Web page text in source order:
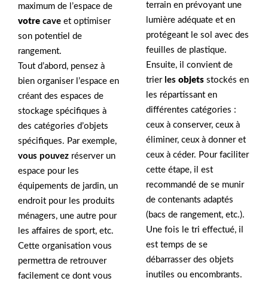
maximum de l’espace de
votre cave et optimiser
son potentiel de
rangement.
Tout d’abord, pensez à
bien organiser l’espace en
créant des espaces de
stockage spécifiques à
des catégories d’objets
spécifiques. Par exemple,
vous pouvez réserver un
espace pour les
équipements de jardin, un
endroit pour les produits
ménagers, une autre pour
les affaires de sport, etc.
Cette organisation vous
permettra de retrouver
facilement ce dont vous
terrain en prévoyant une
lumière adéquate et en
protégeant le sol avec des
feuilles de plastique.
Ensuite, il convient de
trier les objets stockés en
les répartissant en
différentes catégories :
ceux à conserver, ceux à
éliminer, ceux à donner et
ceux à céder. Pour faciliter
cette étape, il est
recommandé de se munir
de contenants adaptés
(bacs de rangement, etc.).
Une fois le tri effectué, il
est temps de se
débarrasser des objets
inutiles ou encombrants.